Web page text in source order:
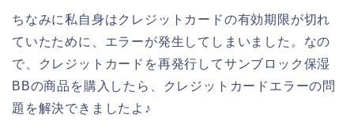
ちなみに私自身はクレジットカードの有効期限が切れ
ていたために、エラーが発生してしまいました。なの
で、クレジットカードを再発行してサンブロック保湿
BBの商品を購入したら、クレジットカードエラーの問
題を解決できましたよ♪